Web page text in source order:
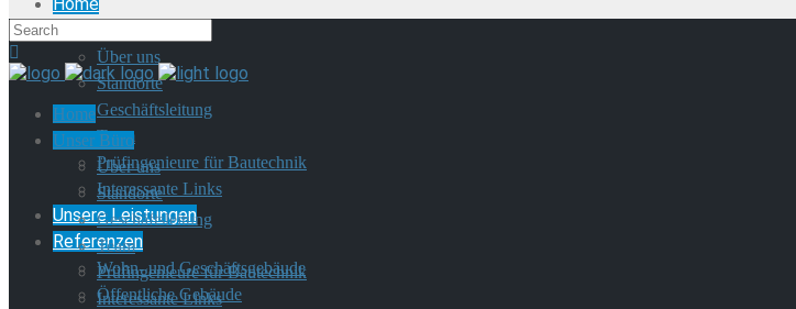
Unser Büro
Über uns
Standorte
Geschäftsleitung
Team
Prüfingenieure für Bautechnik
Interessante Links
Unsere Leistungen
Referenzen
Wohn- und Geschäftsgebäude
Öffentliche Gebäude
Home
Unser Büro
Über uns
Standorte
Geschäftsleitung
Team
Prüfingenieure für Bautechnik
Interessante Links